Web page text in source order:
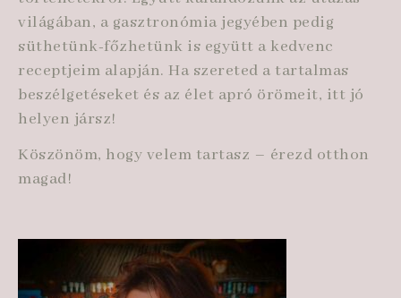
világában, a gasztronómia jegyében pedig
süthetünk-főzhetünk is együtt a kedvenc
receptjeim alapján. Ha szereted a tartalmas
beszélgetéseket és az élet apró örömeit, itt jó
helyen jársz!
Köszönöm, hogy velem tartasz – érezd otthon
magad!